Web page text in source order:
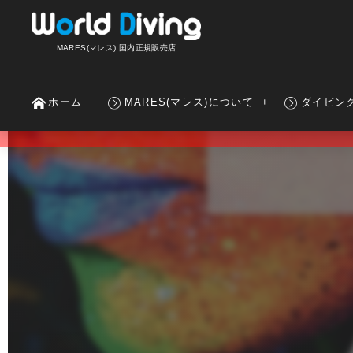
MARES(マレス) 国内正規販売店
ホーム MARES(マレス)について ダイビン